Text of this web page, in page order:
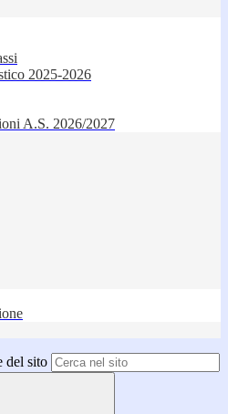
2025-2026
A.S. 2026/2027
del sito